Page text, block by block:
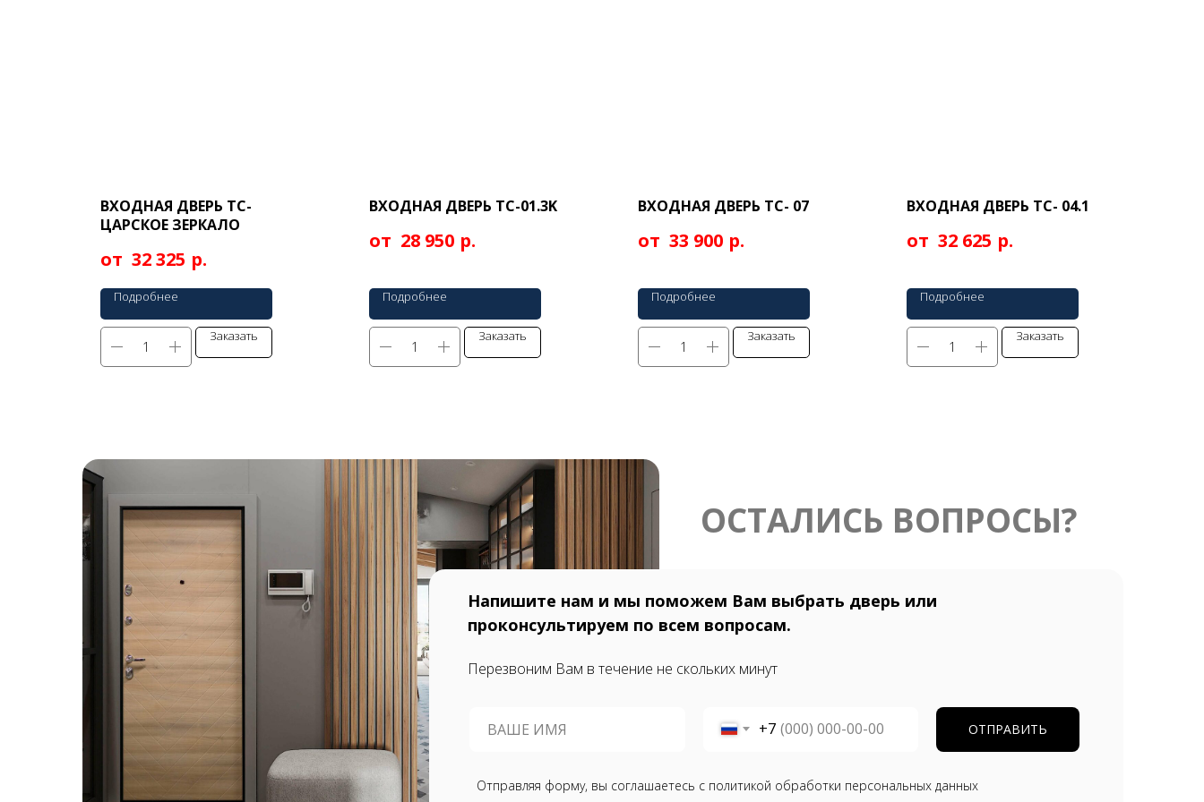
ВХОДНАЯ ДВЕРЬ ТС-
ЦАРСКОЕ ЗЕРКАЛО
32 325 р.
Подробнее
Заказать
ВХОДНАЯ ДВЕРЬ ТС-01.3K
28 950 р.
Подробнее
Заказать
ВХОДНАЯ ДВЕРЬ ТС- 07
33 900 р.
Подробнее
Заказать
ВХОДНАЯ ДВЕРЬ ТС- 04.1
32 625 р.
Подробнее
Заказать
+7 ОТПРАВИТЬ
ОСТАЛИСЬ ВОПРОСЫ?
Напишите нам и мы поможем Вам выбрать дверь или
проконсультируем по всем вопросам.
Перезвоним Вам в течение не скольких минут
Отправляя форму, вы соглашаетесь с политикой обработки персональных данных